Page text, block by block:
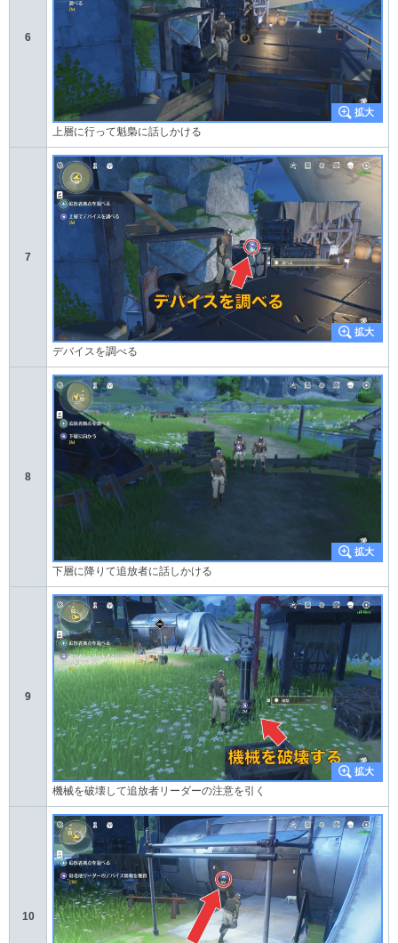
6
上層に行って魁梟に話しかける
7
デバイスを調べる
8
下層に降りて追放者に話しかける
9
機械を破壊して追放者リーダーの注意を引く
10